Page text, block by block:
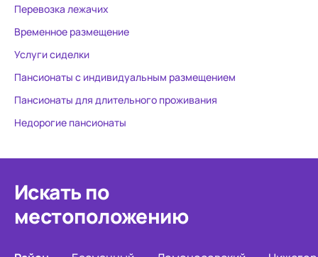
Перевозка лежачих
Временное размещение
Услуги сиделки
Пансионаты с индивидуальным размещением
Пансионаты для длительного проживания
Недорогие пансионаты
Искать по
местоположению